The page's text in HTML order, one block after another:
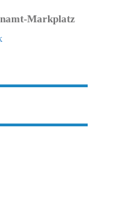
Markplatz